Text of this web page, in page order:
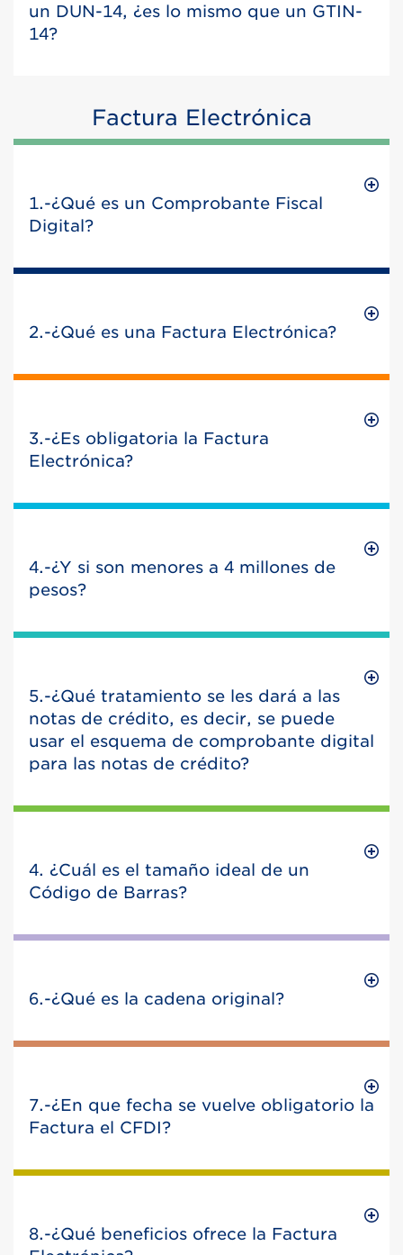
un DUN-14, ¿es lo mismo que un GTIN-
14?
Factura Electrónica
1.-¿Qué es un Comprobante Fiscal
Digital?
2.-¿Qué es una Factura Electrónica?
3.-¿Es obligatoria la Factura
Electrónica?
4.-¿Y si son menores a 4 millones de
pesos?
5.-¿Qué tratamiento se les dará a las
notas de crédito, es decir, se puede
usar el esquema de comprobante digital
para las notas de crédito?
4. ¿Cuál es el tamaño ideal de un
Código de Barras?
6.-¿Qué es la cadena original?
7.-¿En que fecha se vuelve obligatorio la
Factura el CFDI?
8.-¿Qué beneficios ofrece la Factura